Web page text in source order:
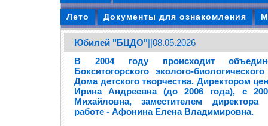
Лето Документы для ознакомления
Юбилей "БЦДО"||08.05.2026
В 2004 году происходит
Бокситогорского эколого-
Дома детского творчества. Директором
Ирина Андреевна (до 2006 года), с
Михайловна, заместителем директора
работе - Афонина Елена Владимировна.